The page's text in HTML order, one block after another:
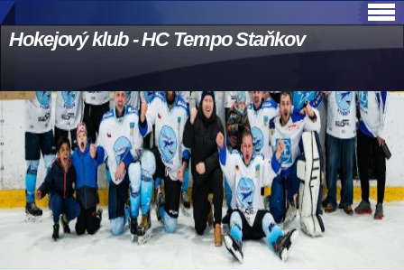
Hokejový klub - HC Tempo Staňkov